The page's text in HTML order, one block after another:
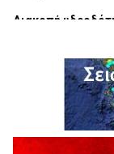
Διακοπή
Η Marseaux στα
5 Αυγούστου 2026
Θερινό Σινεμά
Καλοκαιριού
Ανάσες».